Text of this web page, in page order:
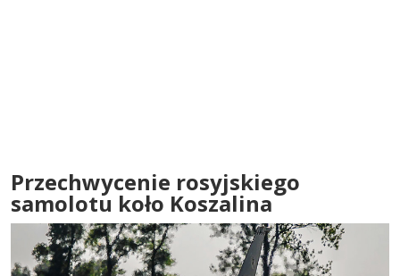
Przechwycenie rosyjskiego
samolotu koło Koszalina